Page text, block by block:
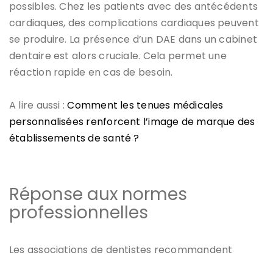
possibles. Chez les patients avec des antécédents
cardiaques, des complications cardiaques peuvent
se produire. La présence d’un DAE dans un cabinet
dentaire est alors cruciale. Cela permet une
réaction rapide en cas de besoin.
A lire aussi :Comment les tenues médicales
personnalisées renforcent l’image de marque des
établissements de santé ?
Réponse aux normes
professionnelles
Les associations de dentistes recommandent